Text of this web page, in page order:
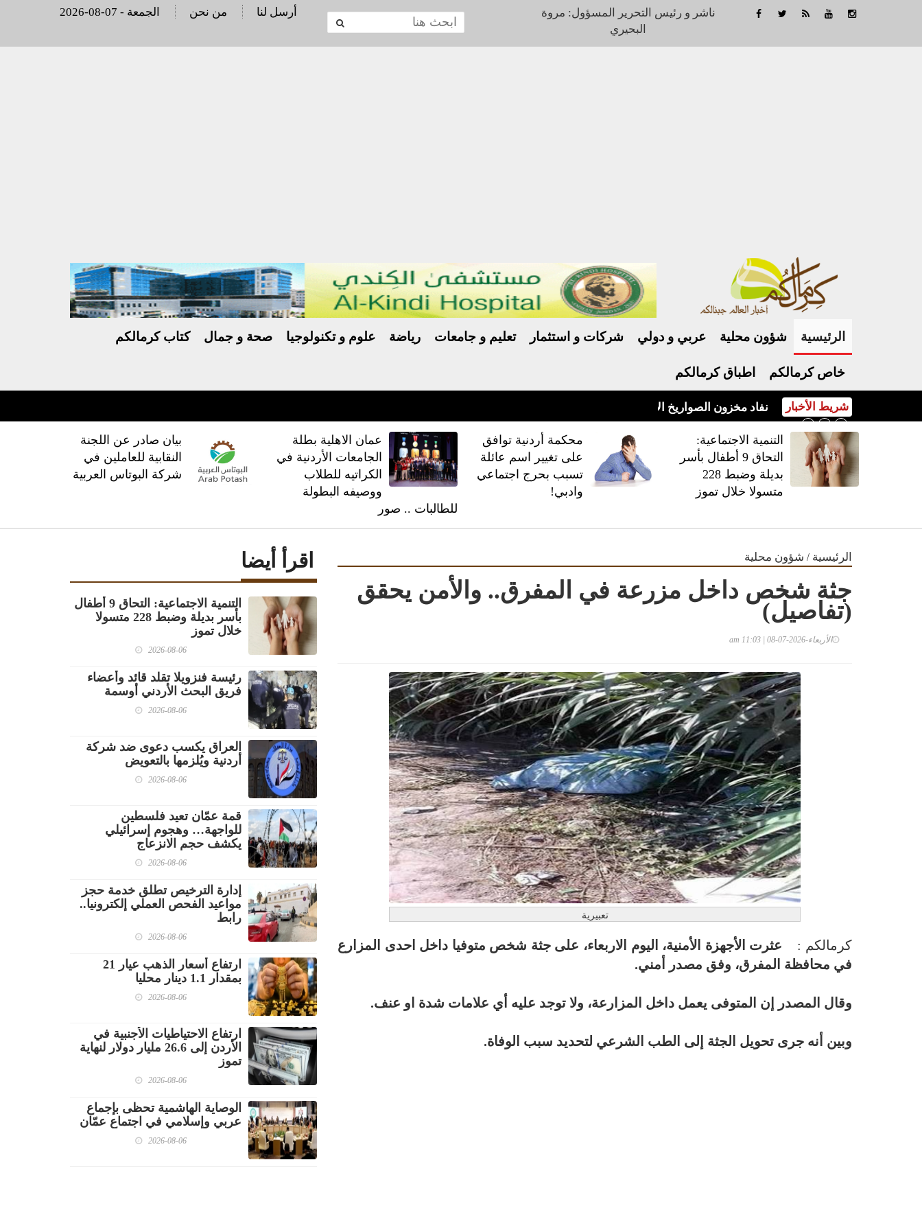
ناشر و رئيس التحرير المسؤول: مروة
البحيري
2026-08-07 - الجمعة من نحن أرسل لنا
الرئيسية شؤون محلية عربي و دولي شركات و استثمار تعليم و جامعات رياضة علوم و تكنولوجيا صحة و جمال كتاب كرمالكم
خاص كرمالكم اطباق كرمالكم
شريط الأخبار نفاد مخزون الصواريخ الأميركية يفجّر خلافًا بين ترامب والبنتاغون
‏التنمية الاجتماعية:
التحاق 9 أطفال بأسر
بديلة وضبط 228
متسولا خلال تموز
محكمة أردنية توافق
على تغيير اسم عائلة
تسبب بحرج اجتماعي
وادبي!
عمان الاهلية بطلة
الجامعات الأردنية في
الكراتيه للطلاب
ووصيفه البطولة
للطالبات .. صور
بيان صادر عن اللجنة
النقابية للعاملين في
شركة البوتاس العربية
الرئيسية / شؤون محلية
جثة شخص داخل مزرعة في المفرق.. والأمن يحقق
(تفاصيل)
الأربعاء-2026-07-08 | 11:03 am
تعبيرية
كرمالكم :
عثرت الأجهزة الأمنية، اليوم الاربعاء، على جثة شخص متوفيا داخل احدى المزارع
في محافظة المفرق، وفق مصدر أمني.
وقال المصدر إن المتوفى يعمل داخل المزارعة، ولا توجد عليه أي علامات شدة او عنف.
وبين أنه جرى تحويل الجثة إلى الطب الشرعي لتحديد سبب الوفاة.
اقرأ أيضا
‏التنمية الاجتماعية: التحاق 9 أطفال
بأسر بديلة وضبط 228 متسولا
خلال تموز
2026-08-06
رئيسة فنزويلا تقلد قائد وأعضاء
فريق البحث الأردني أوسمة
2026-08-06
العراق يكسب دعوى ضد شركة
أردنية ويُلزمها بالتعويض
2026-08-06
قمة عمّان تعيد فلسطين
للواجهة… وهجوم إسرائيلي
يكشف حجم الانزعاج
2026-08-06
إدارة الترخيص تطلق خدمة حجز
مواعيد الفحص العملي إلكترونيا..
رابط
2026-08-06
ارتفاع أسعار الذهب عيار 21
بمقدار 1.1 دينار محليا
2026-08-06
ارتفاع الاحتياطيات الأجنبية في
الأردن إلى 26.6 مليار دولار لنهاية
تموز
2026-08-06
الوصاية الهاشمية تحظى بإجماع
عربي وإسلامي في اجتماع عمّان
2026-08-06